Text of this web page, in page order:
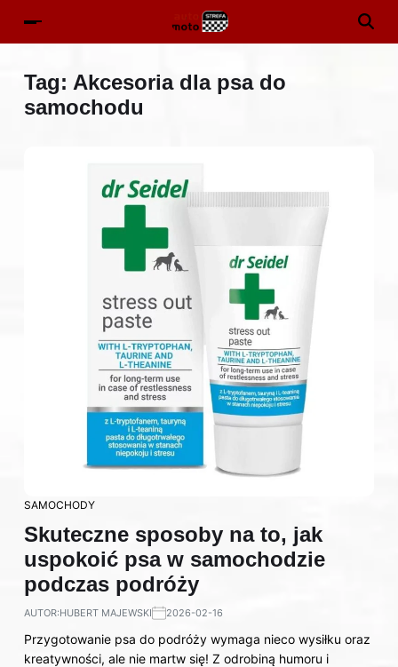
Tag: Akcesoria dla psa do
samochodu
SAMOCHODY
Skuteczne sposoby na to, jak
uspokoić psa w samochodzie
podczas podróży
AUTOR:HUBERT MAJEWSKI 2026-02-16
Przygotowanie psa do podróży wymaga nieco wysiłku oraz
kreatywności, ale nie martw się! Z odrobiną humoru i